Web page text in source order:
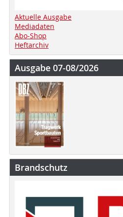
Aktuelle Ausgabe
Mediadaten
Abo-Shop
Heftarchiv
Ausgabe 07-08/2026
Brandschutz